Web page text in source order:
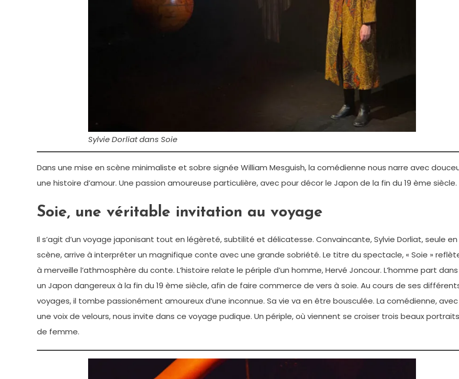
Sylvie Dorliat dans Soie
Dans une mise en scène minimaliste et sobre signée William Mesguish, la comédienne nous narre avec
une histoire d’amour. Une passion amoureuse particulière, avec pour décor le Japon de la fin du 19 ème siècle.
Soie, une véritable invitation au voyage
Il s’agit d’un voyage japonisant tout en légèreté, subtilité et délicatesse. Convaincante, Sylvie Dorliat, seule en
scène, arrive à interpréter un magnifique conte avec une grande sobriété. Le titre du spectacle, « Soie »
à merveille l’athmosphère du conte. L’histoire relate le périple d’un homme, Hervé Joncour. L’homme part dans
un Japon dangereux à la fin du 19 ème siècle, afin de faire commerce de vers à soie. Au cours de ses
voyages, il tombe passionément amoureux d’une inconnue. Sa vie va en être bousculée. La comédienne, avec
une voix de velours, nous invite dans ce voyage pudique. Un périple, où viennent se croiser trois beaux portraits
de femme.